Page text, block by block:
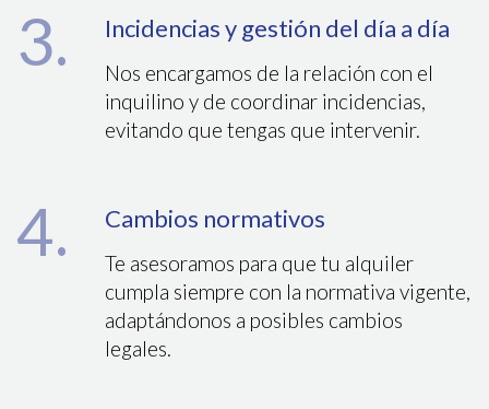
3. Incidencias y gestión del día a día
Nos encargamos de la relación con el
inquilino y de coordinar incidencias,
evitando que tengas que intervenir.
4. Cambios normativos
Te asesoramos para que tu alquiler
cumpla siempre con la normativa vigente,
adaptándonos a posibles cambios
legales.